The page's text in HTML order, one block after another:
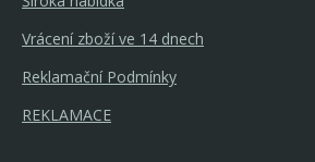
Vrácení zboží ve 14 dnech
Reklamační Podmínky
REKLAMACE